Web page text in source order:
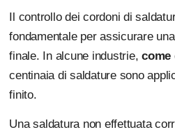
Il controllo dei cordoni di
fondamentale per assicurare
finale. In alcune industrie,come
centinaia di saldature sono
finito.
Una saldatura non effettuata